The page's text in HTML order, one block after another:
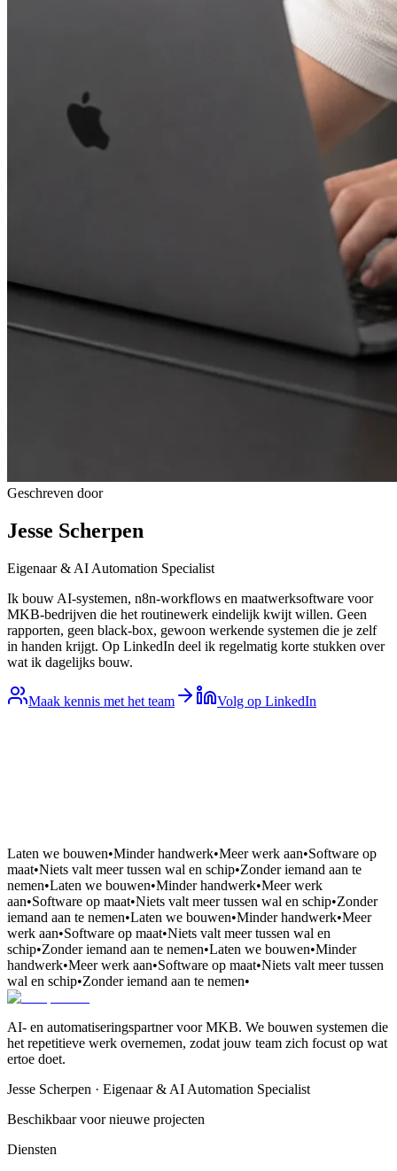
Geschreven door
Jesse Scherpen
Eigenaar & AI Automation Specialist
Ik bouw AI-systemen, n8n-workflows en maatwerksoftware voor
MKB-bedrijven die het routinewerk eindelijk kwijt willen. Geen
rapporten, geen black-box, gewoon werkende systemen die je zelf
in handen krijgt. Op LinkedIn deel ik regelmatig korte stukken over
wat ik dagelijks bouw.
Maak kennis met het team Volg op LinkedIn
Laten we bouwen•Minder handwerk•Meer werk aan•Software op
maat•Niets valt meer tussen wal en schip•Zonder iemand aan te
nemen•Laten we bouwen•Minder handwerk•Meer werk
aan•Software op maat•Niets valt meer tussen wal en schip•Zonder
iemand aan te nemen•Laten we bouwen•Minder handwerk•Meer
werk aan•Software op maat•Niets valt meer tussen wal en
schip•Zonder iemand aan te nemen•Laten we bouwen•Minder
handwerk•Meer werk aan•Software op maat•Niets valt meer tussen
wal en schip•Zonder iemand aan te nemen•
AI- en automatiseringspartner voor MKB. We bouwen systemen die
het repetitieve werk overnemen, zodat jouw team zich focust op wat
ertoe doet.
Jesse Scherpen · Eigenaar & AI Automation Specialist
Beschikbaar voor nieuwe projecten
Diensten